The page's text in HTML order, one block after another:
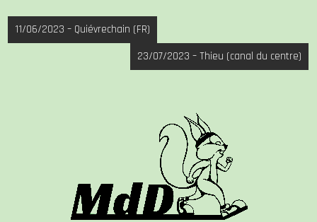
Navigation
de
11/06/2023 – Quiévrechain (FR)
23/07/2023 – Thieu (canal du centre)